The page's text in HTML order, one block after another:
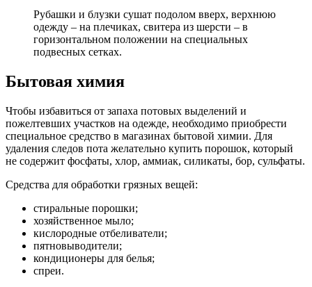
Рубашки и блузки сушат подолом вверх, верхнюю
одежду – на плечиках, свитера из шерсти – в
горизонтальном положении на специальных
подвесных сетках.
Бытовая химия
Чтобы избавиться от запаха потовых выделений и
пожелтевших участков на одежде, необходимо приобрести
специальное средство в магазинах бытовой химии. Для
удаления следов пота желательно купить порошок, который
не содержит фосфаты, хлор, аммиак, силикаты, бор, сульфаты.
Средства для обработки грязных вещей:
стиральные порошки;
хозяйственное мыло;
кислородные отбеливатели;
пятновыводители;
кондиционеры для белья;
спреи.